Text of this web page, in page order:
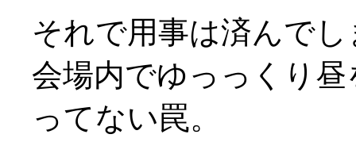
それで用事は済んで
会場内でゆっっくり
ってない罠。